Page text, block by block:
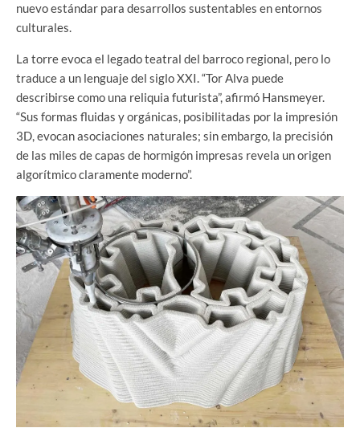
nuevo estándar para desarrollos sustentables en entornos
culturales.
La torre evoca el legado teatral del barroco regional, pero lo
traduce a un lenguaje del siglo XXI. “Tor Alva puede
describirse como una reliquia futurista”, afirmó Hansmeyer.
“Sus formas fluidas y orgánicas, posibilitadas por la impresión
3D, evocan asociaciones naturales; sin embargo, la precisión
de las miles de capas de hormigón impresas revela un origen
algorítmico claramente moderno”.